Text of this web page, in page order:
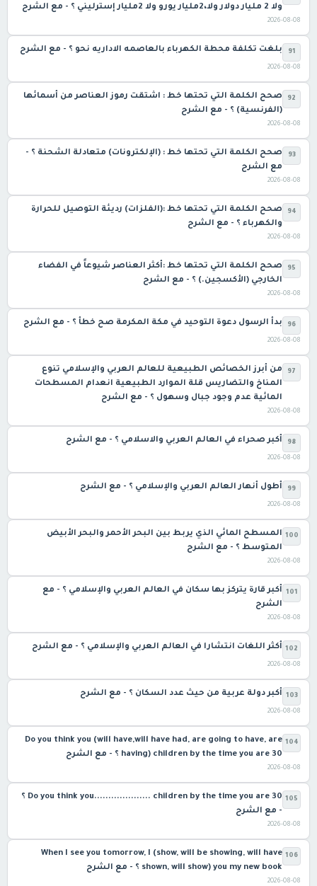
ولا 2 مليار دولار ولا،2مليار يورو ولا 2مليار إسترليني ؟ - مع الشرح
2026-08-08
91 بلغت تكلفة محطة الكهرباء بالعاصمه الاداريه نحو ؟ - مع الشرح
2026-08-08
92
صحح الكلمة التي تحتها خط : اشتقت رموز العناصر من أسمائها
(الفرنسية) ؟ - مع الشرح
2026-08-08
93
صحح الكلمة التي تحتها خط : (الإلكترونات) متعادلة الشحنة ؟ -
مع الشرح
2026-08-08
94
صحح الكلمة التي تحتها خط :(الفلزات) رديئة التوصيل للحرارة
والكهرباء ؟ - مع الشرح
2026-08-08
95
صحح الكلمة التي تحتها خط :أكثر العناصر شيوعاً في الفضاء
الخارجي (الأكسجين.) ؟ - مع الشرح
2026-08-08
96 بدأ الرسول دعوة التوحيد في مكة المكرمة صح خطأ ؟ - مع الشرح
2026-08-08
97
من أبرز الخصائص الطبيعية للعالم العربي والإسلامي تنوع
المناخ والتضاريس قلة الموارد الطبيعية انعدام المسطحات
المائية عدم وجود جبال وسهول ؟ - مع الشرح
2026-08-08
98 أكبر صحراء في العالم العربي والاسلامي ؟ - مع الشرح
2026-08-08
99 أطول أنهار العالم العربي والإسلامي ؟ - مع الشرح
2026-08-08
100 المسطح المائي الذي يربط بين البحر الأحمر والبحر الأبيض
المتوسط ؟ - مع الشرح
2026-08-08
101 أكبر قارة يتركز بها سكان في العالم العربي والإسلامي ؟ - مع
الشرح
2026-08-08
102 أكثر اللغات انتشارا في العالم العربي والإسلامي ؟ - مع الشرح
2026-08-08
103 أكبر دولة عربية من حيث عدد السكان ؟ - مع الشرح
2026-08-08
104
Do you think you (will have,will have had, are going to have, are
having) children by the time you are 30 ؟ - مع الشرح
2026-08-08
105
Do you think you.................... children by the time you are 30 ؟
- مع الشرح
2026-08-08
106
When I see you tomorrow, I (show, will be showing, will have
shown, will show) you my new book ؟ - مع الشرح
2026-08-08